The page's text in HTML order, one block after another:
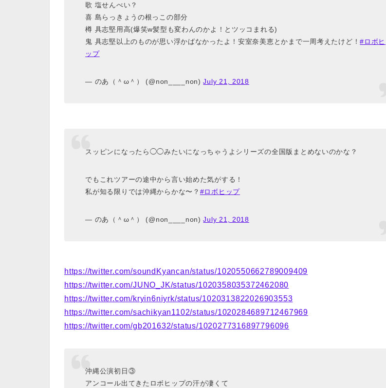
歌 塩せんべい？
喜 島らっきょうの根っこの部分
樽 具志堅用高(爆笑w髪型も変わんのかよ！とツッコまれる)
鬼 具志堅以上のものが思い浮かばなかったよ！安室奈美恵とかまで一周考えたけど！#ロボヒ
ップ
— のあ（＾ω＾） (@non____non)July 21, 2018
スッピンになったら◯◯みたいになっちゃうよシリーズの全国版まとめないのかな？
でもこれツアーの途中から言い始めた気がする！
私が知る限りでは沖縄からかな〜？ #ロボヒップ
— のあ（＾ω＾） (@non____non)July 21, 2018
https://twitter.com/soundKyancan/status/1020550662789009409
https://twitter.com/JUNO_JK/status/1020358035372462080
https://twitter.com/kryin6niyrk/status/1020313822026903553
https://twitter.com/sachikyan1102/status/1020284689712467969
https://twitter.com/gb201632/status/1020277316897796096
沖縄公演初日③
アンコール出てきたロボヒップの汗が凄くて